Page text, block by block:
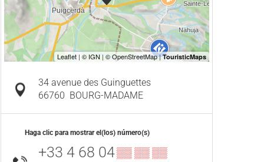
34 avenue des Guinguettes
66760 BOURG-MADAME
Haga clic para mostrar el(los) número(s)
+33 4 68 04▒▒ ▒▒ ▒▒